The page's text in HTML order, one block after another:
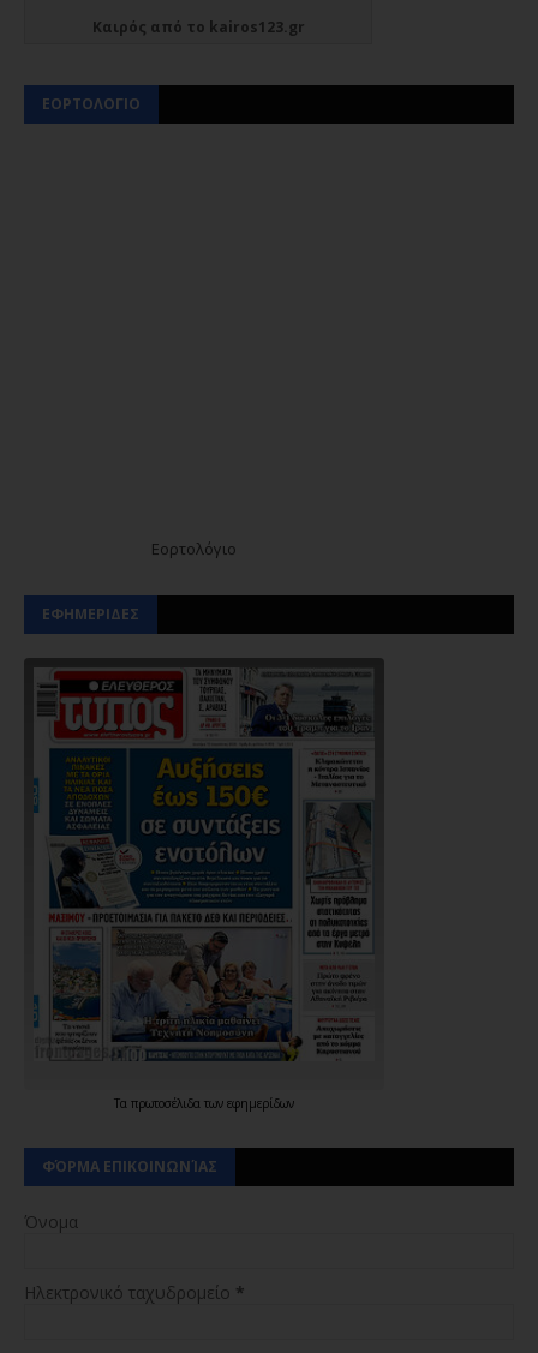
Καιρός από το kairos123.gr
ΕΟΡΤΟΛΟΓΙΟ
Εορτολόγιο
ΕΦΗΜΕΡΙΔΕΣ
Τα πρωτοσέλιδα των εφημερίδων
ΦΌΡΜΑ ΕΠΙΚΟΙΝΩΝΊΑΣ
Όνομα
Ηλεκτρονικό ταχυδρομείο *